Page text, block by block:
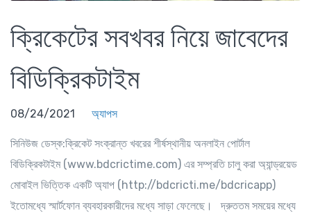
ক্রিকেটের সবখবর নিয়ে জাবেদের
বিডিক্রিকটাইম
08/24/2021 অ্যাপস
সিনিউজ ডেস্ক:ক্রিকেট সংক্রান্ত খবরের শীর্ষস্থানীয় অনলাইন পোর্টাল
বিডিক্রিকটাইম (www.bdcrictime.com) এর সম্প্রতি চালু করা অ্যান্ড্রয়েড
মোবাইল ভিত্তিক একটি অ্যাপ (http://bdcricti.me/bdcricapp)
ইতোমধ্যে স্মার্টফোন ব্যবহারকারীদের মধ্যে সাড়া ফেলেছে। দ্রুততম সময়ের মধ্যে